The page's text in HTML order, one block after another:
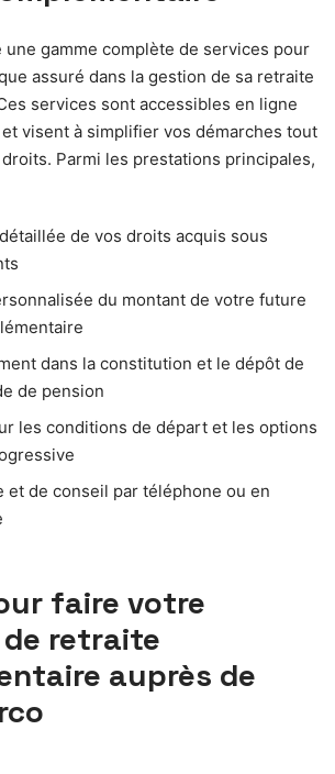
une gamme complète de services pour
assuré dans la gestion de sa retraite
services sont accessibles en ligne
visent à simplifier vos démarches tout
Parmi les prestations principales,
de vos droits acquis sous
du montant de votre future
dans la constitution et le dépôt de
de pension
les conditions de départ et les options
et de conseil par téléphone ou en
faire votre
retraite
auprès de